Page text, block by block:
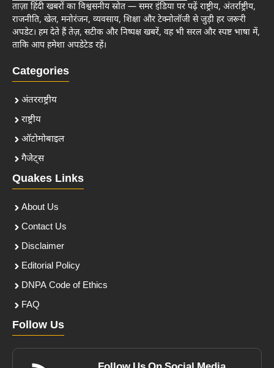
ताज़ा हिंदी खबरों का विश्वसनीय स्रोत — समर इंडिया पर पढ़ें राष्ट्रीय, अंतर्राष्ट्रीय,
राजनीति, खेल, मनोरंजन, व्यवसाय, शिक्षा और टेक्नोलॉजी से जुड़ी हर जरूरी
अपडेट। हम देते हैं तेज़, सटीक और निष्पक्ष खबरें, वह भी सरल और स्पष्ट भाषा में,
ताकि आप हमेशा अपडेटेड रहें।
Categories
अंतरराष्ट्रीय
राष्ट्रीय
ऑटोमोबाइल
गैजेट्स
Quakes Links
About Us
Contact Us
Disclaimer
Editorial Policy
DNPA Code of Ethics
FAQ
Follow Us